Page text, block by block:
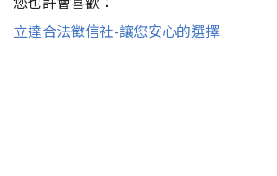
立達合法徵信社-讓您安心的選擇